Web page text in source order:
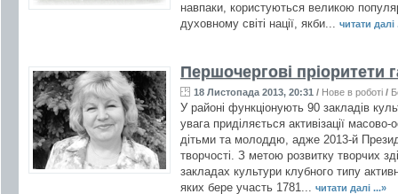
навпаки, користуються великою
духовному світі нації, якби... читати далі
Першочергові пріоритети
18 Листопада 2013, 20:31 / Нове в роботі /
У районі функціонують 90 закладів
увага приділяється активізації масово-
дітьми та молоддю, адже 2013-й
творчості. З метою розвитку творчих
закладах культури клубного типу
яких бере участь 1781... читати далі ...»